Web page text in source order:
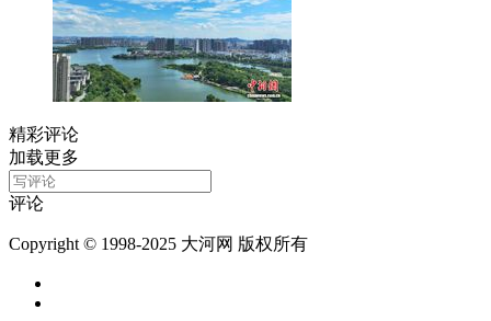
精彩评论
加载更多
评论
Copyright © 1998-2025 大河网 版权所有